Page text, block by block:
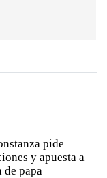
pide
y apuesta a
de papa